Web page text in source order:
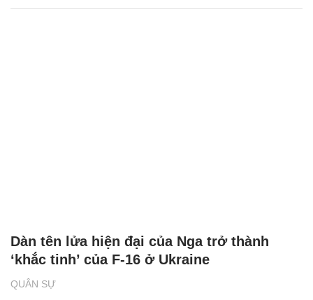
QUÂN SỰ
Dàn tên lửa hiện đại của Nga trở thành
‘khắc tinh’ của F-16 ở Ukraine